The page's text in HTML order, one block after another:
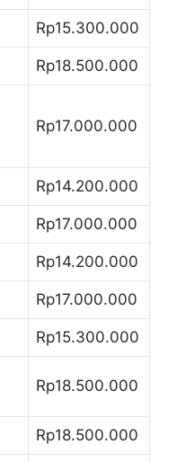
Rp15.300.000
Rp18.500.000
Rp17.000.000
Rp14.200.000
Rp17.000.000
Rp14.200.000
Rp17.000.000
Rp15.300.000
Rp18.500.000
Rp18.500.000